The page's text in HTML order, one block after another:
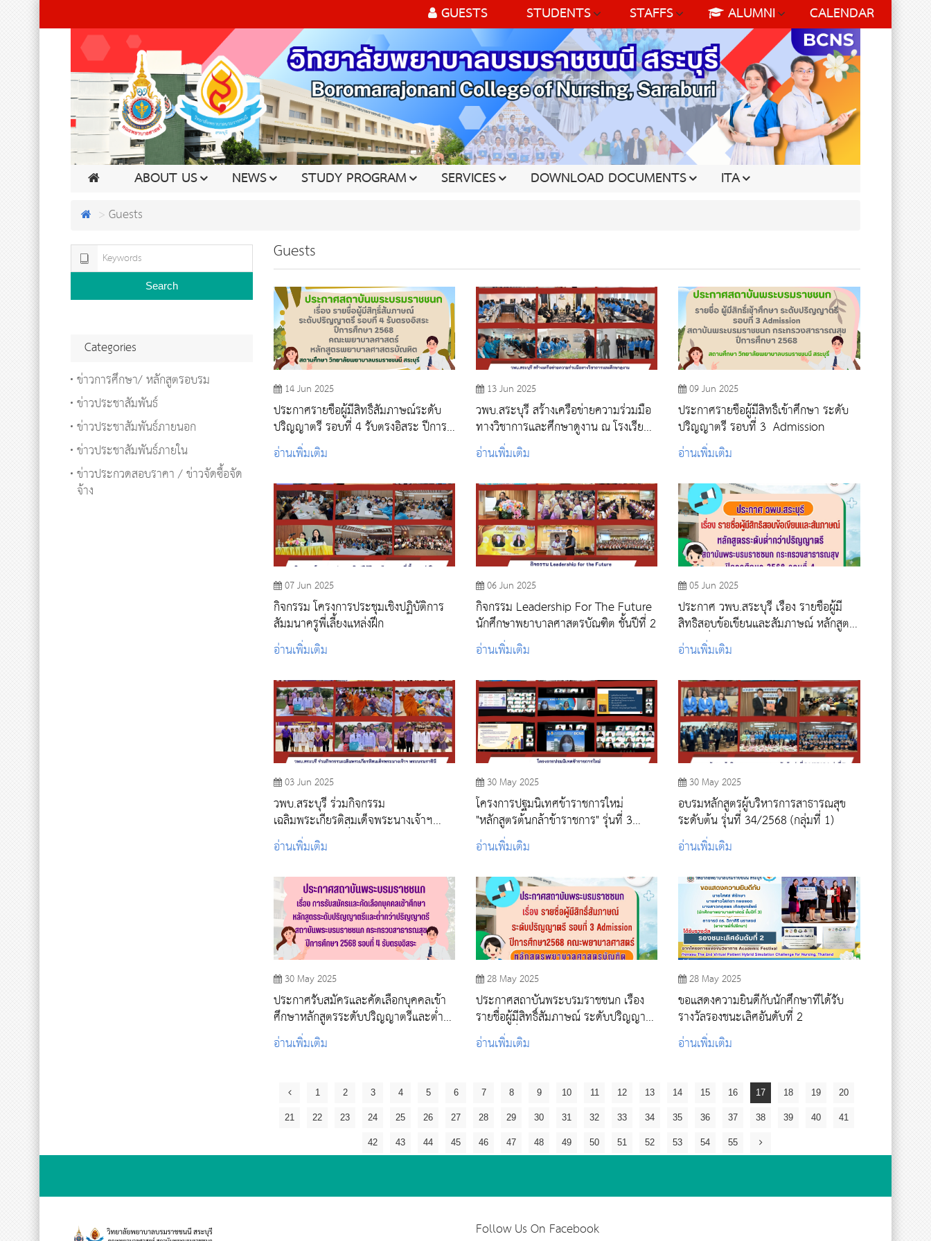
GUESTS STUDENTS STAFFS ALUMNI CALENDAR
ABOUT US NEWS STUDY PROGRAM SERVICES DOWNLOAD DOCUMENTS ITA
Guests
Guests
14 Jun 2025
ประกาศรายชื่อผู้มีสิทธิ์สัมภาษณ์ระดับ
ปริญญาตรี รอบที่ 4 รับตรงอิสระ ปีการ
ศึกษา 2568
อ่านเพิ่มเติม
13 Jun 2025
วพบ.สระบุรี สร้างเครือข่ายความร่วมมือ
ทางวิชาการและศึกษาดูงาน ณ โรงเรียน
นายเรืออากาศนวมินทกษัตริยาธิราช
อ่านเพิ่มเติม
09 Jun 2025
ประกาศรายชื่อผู้มีสิทธิ์เข้าศึกษา ระดับ
ปริญญาตรี รอบที่ 3 Admission
อ่านเพิ่มเติม
07 Jun 2025
กิจกรรม โครงการประชุมเชิงปฏิบัติการ
สัมมนาครูพี่เลี้ยงแหล่งฝึก
อ่านเพิ่มเติม
06 Jun 2025
กิจกรรม Leadership For The Future
นักศึกษาพยาบาลศาสตรบัณฑิต ชั้นปีที่ 2
อ่านเพิ่มเติม
05 Jun 2025
ประกาศ วพบ.สระบุรี เรื่อง รายชื่อผู้มี
สิทธิสอบข้อเขียนและสัมภาษณ์ หลักสูตร
ระดับต่ำกว่าปริญญาตรี สถาบันพระบรม
ราชชนก กระทรวงสาธารณสุข ปีการ
อ่านเพิ่มเติม
03 Jun 2025
วพบ.สระบุรี ร่วมกิจกรรม
เฉลิมพระเกียรติสมเด็จพระนางเจ้าฯ
พระบรมราชินี เนื่องในโอกาสวันเฉลิม
พระชนมพรรษา 3 มิถุนายน 2568
อ่านเพิ่มเติม
30 May 2025
โครงการปฐมนิเทศข้าราชการใหม่
"หลักสูตรต้นกล้าข้าราชการ" รุ่นที่ 3
ปีงบประมาณ 2568
อ่านเพิ่มเติม
30 May 2025
อบรมหลักสูตรผู้บริหารการสาธารณสุข
ระดับต้น รุ่นที่ 34/2568 (กลุ่มที่ 1)
อ่านเพิ่มเติม
30 May 2025
ประกาศรับสมัครและคัดเลือกบุคคลเข้า
ศึกษาหลักสูตรระดับปริญญาตรีและต่ำ
กว่าปริญญาตรี สถาบันพระบรมราชชนก
กระทรวงสาธารณสุข ปีการศึกษา 2568
อ่านเพิ่มเติม
28 May 2025
ประกาศสถาบันพระบรมราชชนก เรื่อง
รายชื่อผู้มีสิทธิ์สัมภาษณ์ ระดับปริญญา
ตรี รอบที่ 3 Admission ปีการ
ศึกษา2568 คณะพยาบาลศาสตร์
อ่านเพิ่มเติม
28 May 2025
ขอแสดงความยินดีกับนักศึกษาที่ได้รับ
รางวัลรองชนะเลิศอันดับที่ 2
อ่านเพิ่มเติม
1 2 3 4 5 6 7 8 9 10 11 12 13 14 15 16 17 18 19 20
21 22 23 24 25 26 27 28 29 30 31 32 33 34 35 36 37 38 39 40 41
42 43 44 45 46 47 48 49 50 51 52 53 54 55
Search
Categories
ข่าวการศึกษา/ หลักสูตรอบรม
ข่าวประชาสัมพันธ์
ข่าวประชาสัมพันธ์ภายนอก
ข่าวประชาสัมพันธ์ภายใน
ข่าวประกวดสอบราคา / ข่าวจัดซื้อจัด
จ้าง
Follow Us On Facebook